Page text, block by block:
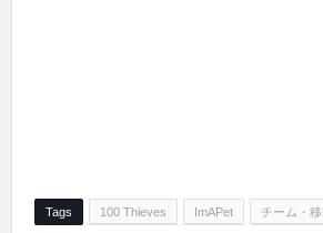
Tags 100 Thieves ImAPet チーム・